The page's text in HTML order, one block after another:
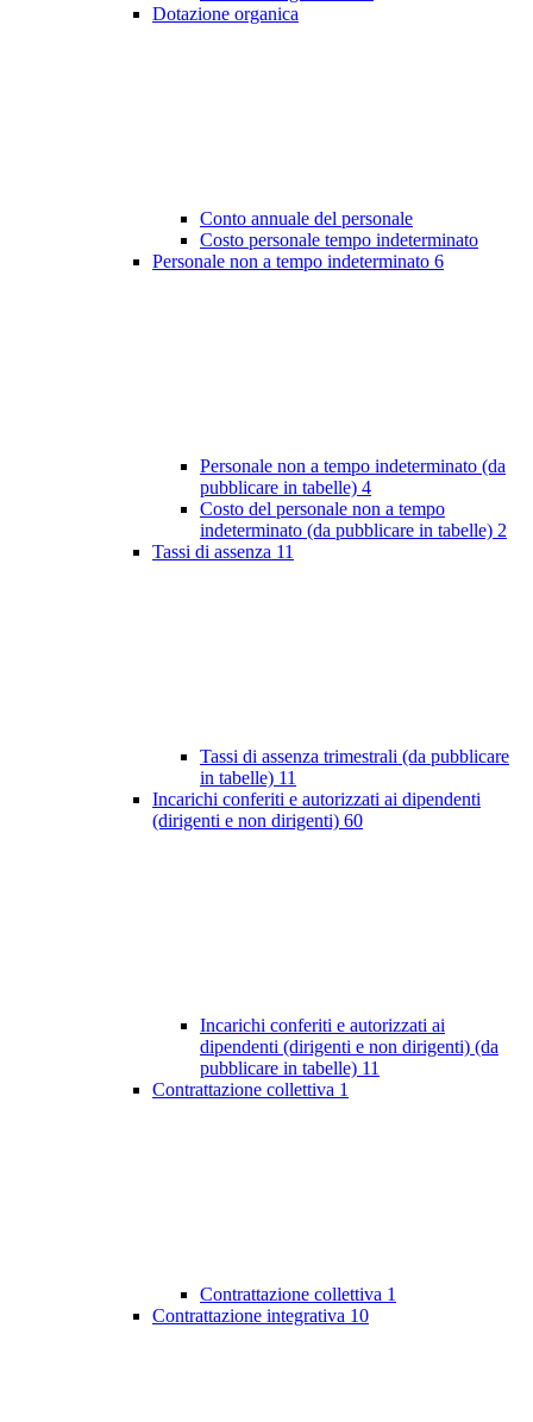
Dotazione organica
Conto annuale del personale
Costo personale tempo indeterminato
Personale non a tempo indeterminato 6
Personale non a tempo indeterminato (da
pubblicare in tabelle) 4
Costo del personale non a tempo
indeterminato (da pubblicare in tabelle) 2
Tassi di assenza 11
Tassi di assenza trimestrali (da pubblicare
in tabelle) 11
Incarichi conferiti e autorizzati ai dipendenti
(dirigenti e non dirigenti) 60
Incarichi conferiti e autorizzati ai
dipendenti (dirigenti e non dirigenti) (da
pubblicare in tabelle) 11
Contrattazione collettiva 1
Contrattazione collettiva 1
Contrattazione integrativa 10